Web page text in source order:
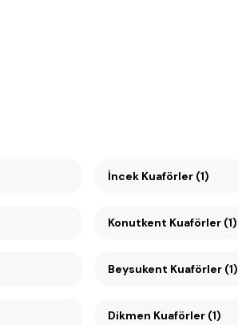
İncek Kuaförler (1)
Konutkent Kuaförler (1)
Beysukent Kuaförler (1)
Dikmen Kuaförler (1)